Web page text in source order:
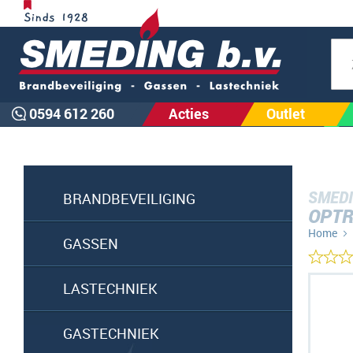
0594 612 260 Acties Outlet
BRANDBEVEILIGING
GASSEN
LASTECHNIEK
GASTECHNIEK
Home
Ga